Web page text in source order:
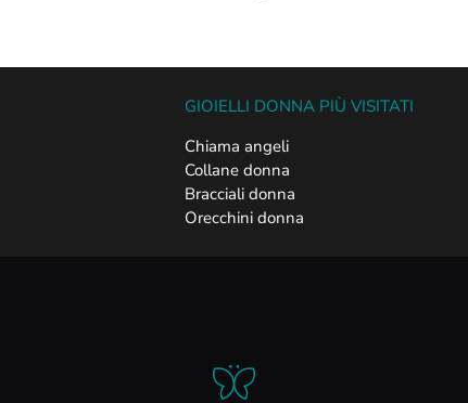
GIOIELLI DONNA PIÙ VISITATI
Chiama angeli
Collane donna
Bracciali donna
Orecchini donna